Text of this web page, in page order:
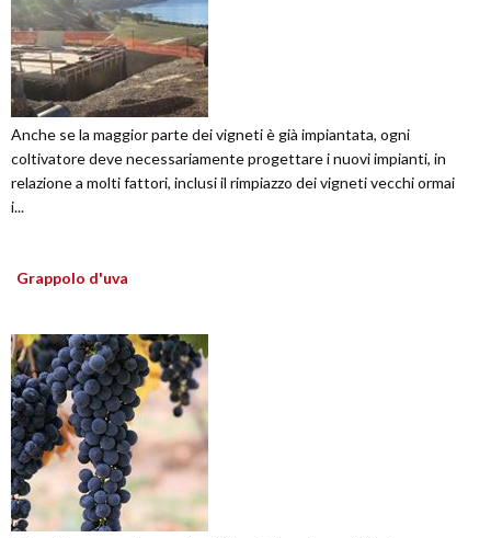
Anche se la maggior parte dei vigneti è già impiantata, ogni
coltivatore deve necessariamente progettare i nuovi impianti, in
relazione a molti fattori, inclusi il rimpiazzo dei vigneti vecchi ormai
i...
Grappolo d'uva